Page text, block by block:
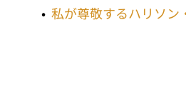
私が尊敬するハリソン